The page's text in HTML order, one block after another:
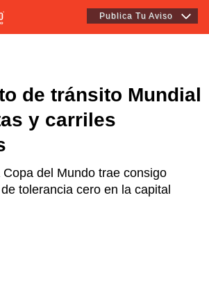
Publica Tu Aviso
de tránsito Mundial
y carriles
del Mundo trae consigo
tolerancia cero en la capital